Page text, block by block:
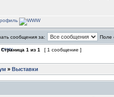
сообщения за: Поле
Страница 1 из 1 [ 1 сообщение ]
» Выставки